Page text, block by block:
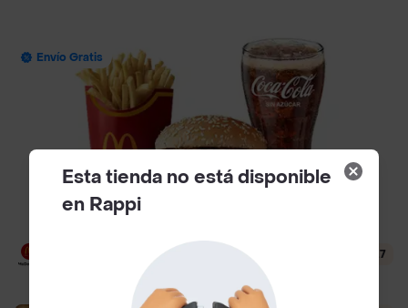
Envío Gratis
$ 3500
4.7
Esta tienda no está disponible
en Rappi